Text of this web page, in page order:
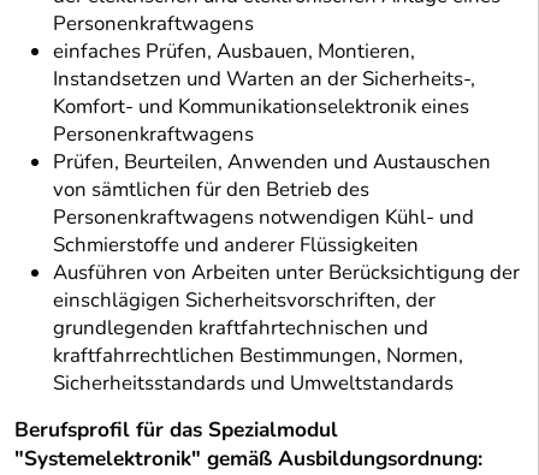
Personenkraftwagens
einfaches Prüfen, Ausbauen, Montieren,
Instandsetzen und Warten an der Sicherheits-,
Komfort- und Kommunikationselektronik eines
Personenkraftwagens
Prüfen, Beurteilen, Anwenden und Austauschen
von sämtlichen für den Betrieb des
Personenkraftwagens notwendigen Kühl- und
Schmierstoffe und anderer Flüssigkeiten
Ausführen von Arbeiten unter Berücksichtigung der
einschlägigen Sicherheitsvorschriften, der
grundlegenden kraftfahrtechnischen und
kraftfahrrechtlichen Bestimmungen, Normen,
Sicherheitsstandards und Umweltstandards
Berufsprofil für das Spezialmodul
"Systemelektronik" gemäß Ausbildungsordnung: